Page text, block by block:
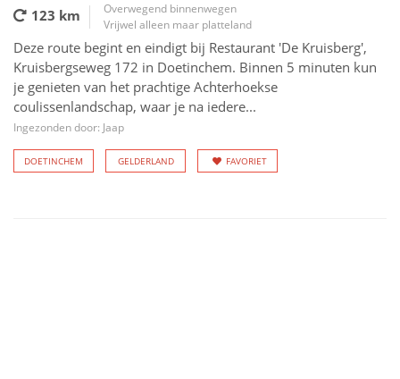
123 km
Overwegend binnenwegen
Vrijwel alleen maar platteland
Deze route begint en eindigt bij Restaurant 'De Kruisberg',
Kruisbergseweg 172 in Doetinchem. Binnen 5 minuten kun
je genieten van het prachtige Achterhoekse
coulissenlandschap, waar je na iedere...
Ingezonden door: Jaap
DOETINCHEM GELDERLAND FAVORIET